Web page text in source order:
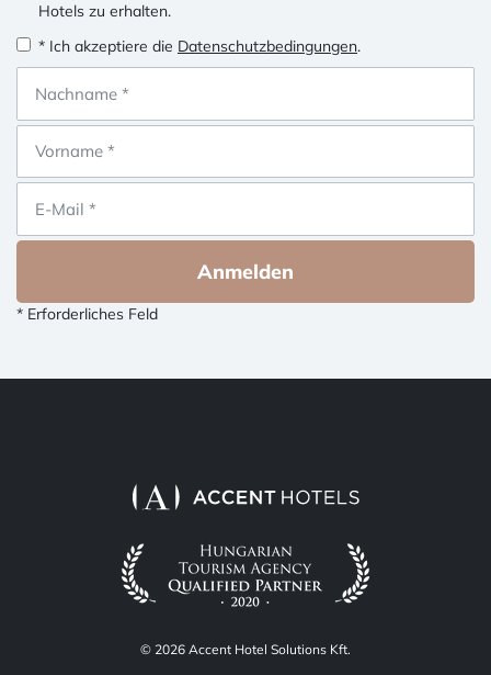
Hotels zu erhalten.
* Ich akzeptiere die Datenschutzbedingungen.
Anmelden
* Erforderliches Feld
© 2026 Accent Hotel Solutions Kft.